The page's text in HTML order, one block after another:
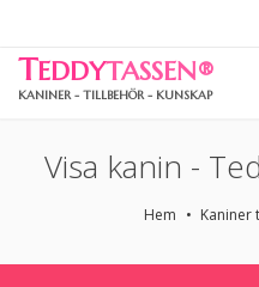
TEDDYTASSEN®
KANINER - TILLBEHÖR - KUNSKAP
Visa kanin -
Hem Kaniner